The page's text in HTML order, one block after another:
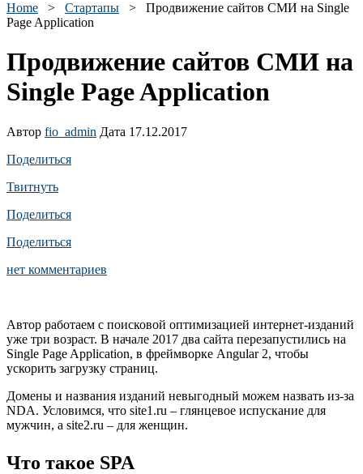
Home > Стартапы > Продвижение сайтов СМИ на Single
Page Application
Продвижение сайтов СМИ на
Single Page Application
Автор fio_admin Дата 17.12.2017
Поделиться
Твитнуть
Поделиться
Поделиться
нет комментариев
Автор работаем с поисковой оптимизацией интернет-изданий
уже три возраст. В начале 2017 два сайта перезапустились на
Single Page Application, в фреймворке Angular 2, чтобы
ускорить загрузку страниц.
Домены и названия изданий невыгодный можем назвать из-за
NDA. Условимся, что site1.ru – глянцевое испускание для
мужчин, а site2.ru – для женщин.
Что такое SPA